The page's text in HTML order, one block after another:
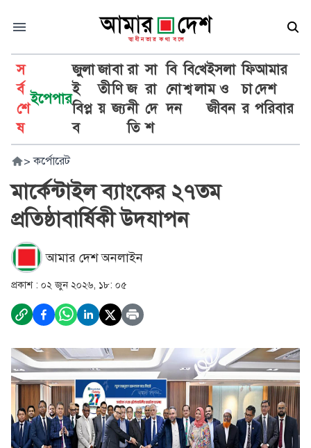
স
র্ব
শে
ষ
ইপেপার
জুলা
ই
বিপ্ল
ব
জা
তী
য়
বা
ণি
জ্য
রা
জ
নী
তি
সা
রা
দে
শ
বি
নো
দন
বি
শ্ব
খে
লা
ইসলা
ম ও
জীবন
ফি
চা
র
আমার
দেশ
পরিবার
> কর্পোরেট
মার্কেন্টাইল ব্যাংকের ২৭তম
প্রতিষ্ঠাবার্ষিকী উদযাপন
আমার দেশ অনলাইন
প্রকাশ : ০২ জুন ২০২৬, ১৮: ০৫